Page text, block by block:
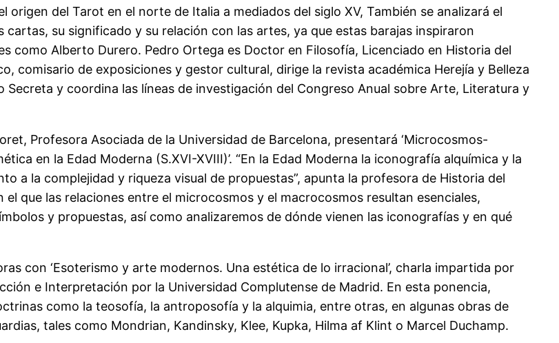
del Tarot en el norte de Italia a mediados del siglo XV, También se analizará el
su significado y su relación con las artes, ya que estas barajas inspiraron
como Alberto Durero. Pedro Ortega es Doctor en Filosofía, Licenciado en Historia del
comisario de exposiciones y gestor cultural, dirige la revista académica Herejía y Belleza
y coordina las líneas de investigación del Congreso Anual sobre Arte, Literatura y
Profesora Asociada de la Universidad de Barcelona, presentará ‘Microcosmos-
en la Edad Moderna (S.XVI-XVIII)’. “En la Edad Moderna la iconografía alquímica y la
a la complejidad y riqueza visual de propuestas”, apunta la profesora de Historia del
que las relaciones entre el microcosmos y el macrocosmos resultan esenciales,
y propuestas, así como analizaremos de dónde vienen las iconografías y en qué
con ‘Esoterismo y arte modernos. Una estética de lo irracional’, charla impartida por
e Interpretación por la Universidad Complutense de Madrid. En esta ponencia,
como la teosofía, la antroposofía y la alquimia, entre otras, en algunas obras de
tales como Mondrian, Kandinsky, Klee, Kupka, Hilma af Klint o Marcel Duchamp.